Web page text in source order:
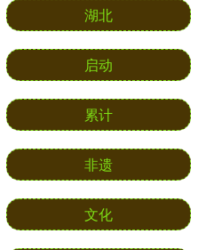
湖北
启动
累计
非遗
文化